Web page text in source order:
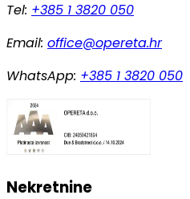
Tel: +385 1 3820 050
Email: office@opereta.hr
WhatsApp: +385 1 3820 050
Nekretnine